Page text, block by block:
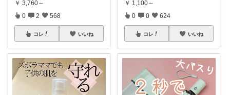
￥ 3,760～
0 2 568
コレ いいね
￥ 1,100～
0 0 624
コレ いいね